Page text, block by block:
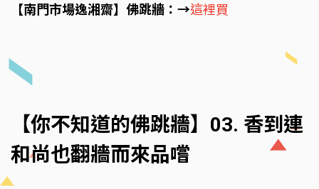
【南門市場逸湘齋】佛跳牆：→這裡買
【你不知道的佛跳牆】03. 香到連
和尚也翻牆而來品嚐